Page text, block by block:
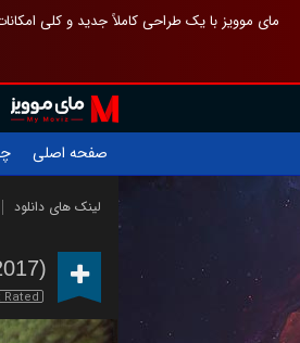
مای موویز با یک طراحی کاملاً جدید و کلی
صفحه اصلی
لینک های دانلود
Rated